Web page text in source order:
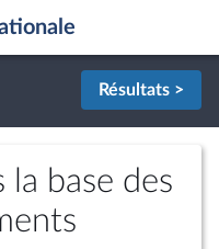
Résultats >
la base des